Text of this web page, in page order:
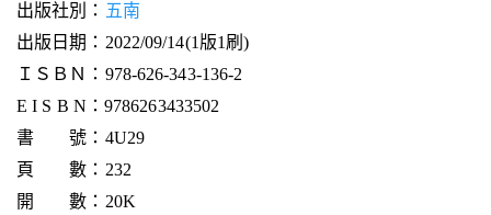
出版社別： 五南
出版日期：2022/09/14(1版1刷)
ＩＳＢＮ：978-626-343-136-2
E I S B N：9786263433502
書 號：4U29
頁 數：232
開 數：20K